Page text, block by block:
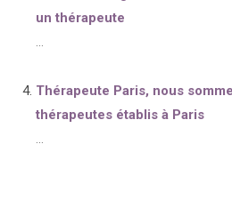
un thérapeute
...
Thérapeute Paris, nous
thérapeutes établis à Paris
...